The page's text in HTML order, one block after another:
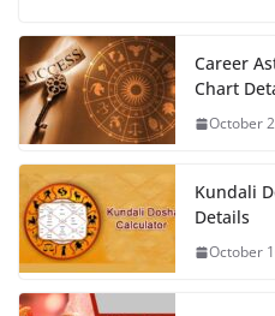
Career
Chart
October
Kundali
Details
October